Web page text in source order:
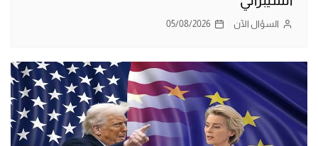
السؤال الآن 05/08/2026